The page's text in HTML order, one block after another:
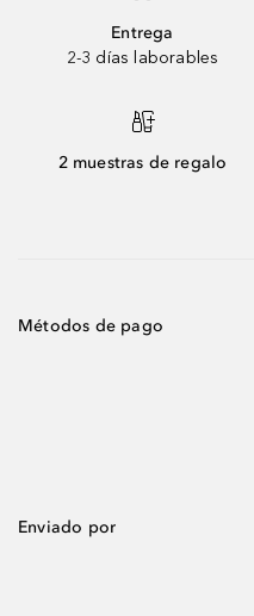
Entrega
2-3 días laborables
2 muestras de regalo
Métodos de pago
Enviado por